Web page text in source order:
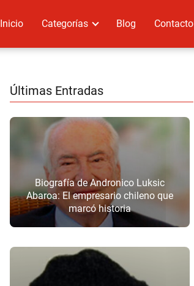
Inicio Categorías Blog Contacto
Últimas Entradas
Biografía de Andronico Luksic
Abaroa: El empresario chileno que
marcó historia